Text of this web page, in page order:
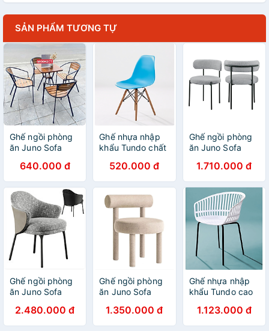
SẢN PHẨM TƯƠNG TỰ
Ghế ngồi phòng
ăn Juno Sofa
56 x 50 x 79 cm
640.000 đ
Ghế nhựa nhập
khẩu Tundo chất
3009CT 47 x 55
x 80 cm
520.000 đ
Ghế ngồi phòng
ăn Juno Sofa
đệm bọc vải lông
cừu chân sắt
1.710.000 đ
Ghế ngồi phòng
ăn Juno Sofa
chân sắt
2.480.000 đ
Ghế ngồi phòng
ăn Juno Sofa
đại
1.350.000 đ
Ghế nhựa nhập
khẩu Tundo cao
3032ACT 61 x
45 x 103 cm
1.123.000 đ